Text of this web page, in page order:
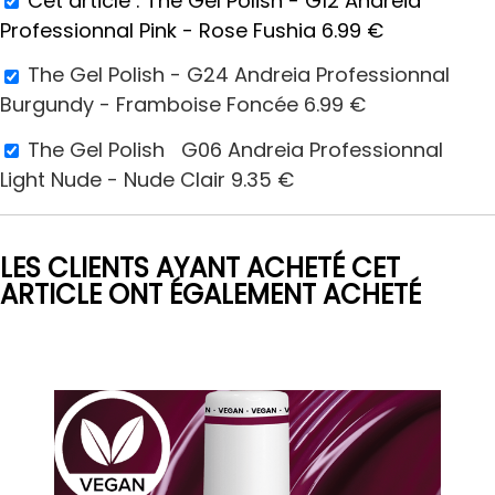
Professionnal Pink - Rose Fushia 6.99 €
The Gel Polish - G24 Andreia Professionnal
Burgundy - Framboise Foncée 6.99 €
The Gel Polish G06 Andreia Professionnal
Light Nude - Nude Clair 9.35 €
LES CLIENTS AYANT ACHETÉ CET
ARTICLE ONT ÉGALEMENT ACHETÉ